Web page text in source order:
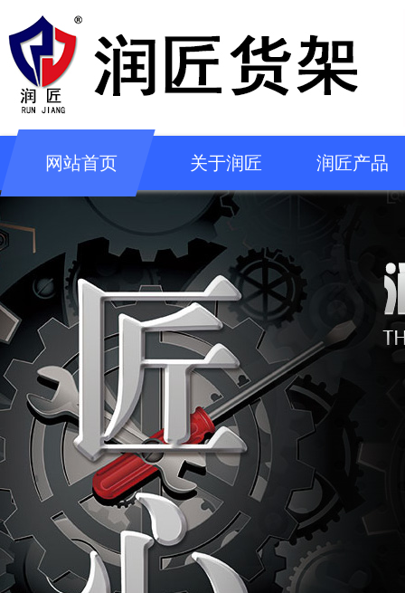
网站首页 关于润匠 润匠产品